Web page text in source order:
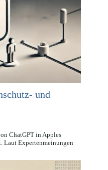
und
ChatGPT in Apples
Laut Expertenmeinungen